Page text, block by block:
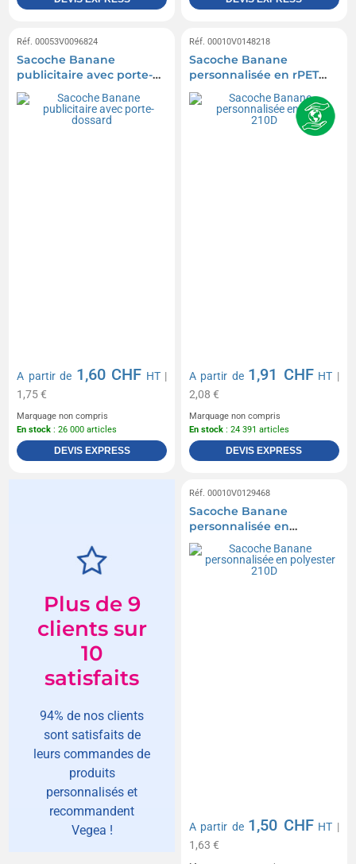
Réf. 00053V0096824
Sacoche Banane
publicitaire avec porte-
dossard
A partir de 1,60 CHF HT|
1,75 €
Marquage non compris
En stock : 26 000 articles
DEVIS EXPRESS
Réf. 00010V0148218
Sacoche Banane
personnalisée en rPET
210D
A partir de 1,91 CHF HT |
2,08 €
Marquage non compris
En stock : 24 391 articles
DEVIS EXPRESS
Plus de 9
clients sur
10
satisfaits
94% de nos clients
sont satisfaits de
leurs commandes de
produits
personnalisés et
recommandent
Vegea !
Réf. 00010V0129468
Sacoche Banane
personnalisée en
polyester 210D
A partir de 1,50 CHF HT |
1,63 €